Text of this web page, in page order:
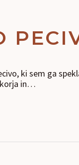
ki sem ga
in…